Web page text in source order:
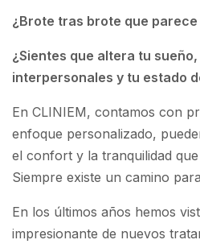
¿Brote tras brote que
¿Sientes que altera tu
interpersonales y tu estado
En CLINIEM, contamos con
enfoque personalizado,
el confort y la tranquilidad
Siempre existe un camino
En los últimos años hemos
impresionante de nuevos